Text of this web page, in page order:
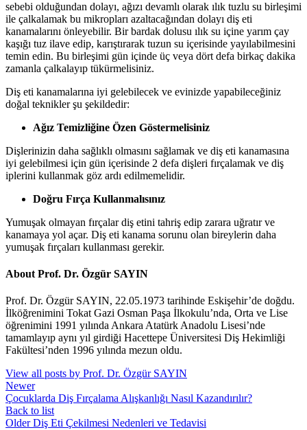
sebebi olduğundan dolayı, ağızı devamlı olarak ılık tuzlu su birleşimi
ile çalkalamak bu mikropları azaltacağından dolayı diş eti
kanamalarını önleyebilir. Bir bardak dolusu ılık su içine yarım çay
kaşığı tuz ilave edip, karıştırarak tuzun su içerisinde yayılabilmesini
temin edin. Bu birleşimi gün içinde üç veya dört defa birkaç dakika
zamanla çalkalayıp tükürmelisiniz.
Diş eti kanamalarına iyi gelebilecek ve evinizde yapabileceğiniz
doğal teknikler şu şekildedir:
Ağız Temizliğine Özen Göstermelisiniz
Dişlerinizin daha sağlıklı olmasını sağlamak ve diş eti kanamasına
iyi gelebilmesi için gün içerisinde 2 defa dişleri fırçalamak ve diş
iplerini kullanmak göz ardı edilmemelidir.
Doğru Fırça Kullanmalısınız
Yumuşak olmayan fırçalar diş etini tahriş edip zarara uğratır ve
kanamaya yol açar. Diş eti kanama sorunu olan bireylerin daha
yumuşak fırçaları kullanması gerekir.
About Prof. Dr. Özgür SAYIN
Prof. Dr. Özgür SAYIN, 22.05.1973 tarihinde Eskişehir’de doğdu.
İlköğrenimini Tokat Gazi Osman Paşa İlkokulu’nda, Orta ve Lise
öğrenimini 1991 yılında Ankara Atatürk Anadolu Lisesi’nde
tamamlayıp aynı yıl girdiği Hacettepe Üniversitesi Diş Hekimliği
Fakültesi’nden 1996 yılında mezun oldu.
View all posts by Prof. Dr. Özgür SAYIN
Newer
Çocuklarda Diş Fırçalama Alışkanlığı Nasıl Kazandırılır?
Back to list
Older Diş Eti Çekilmesi Nedenleri ve Tedavisi